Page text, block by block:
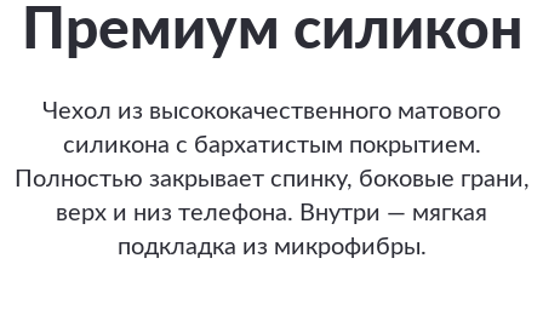
Премиум силикон
Чехол из высококачественного матового
силикона с бархатистым покрытием.
Полностью закрывает спинку, боковые грани,
верх и низ телефона. Внутри — мягкая
подкладка из микрофибры.